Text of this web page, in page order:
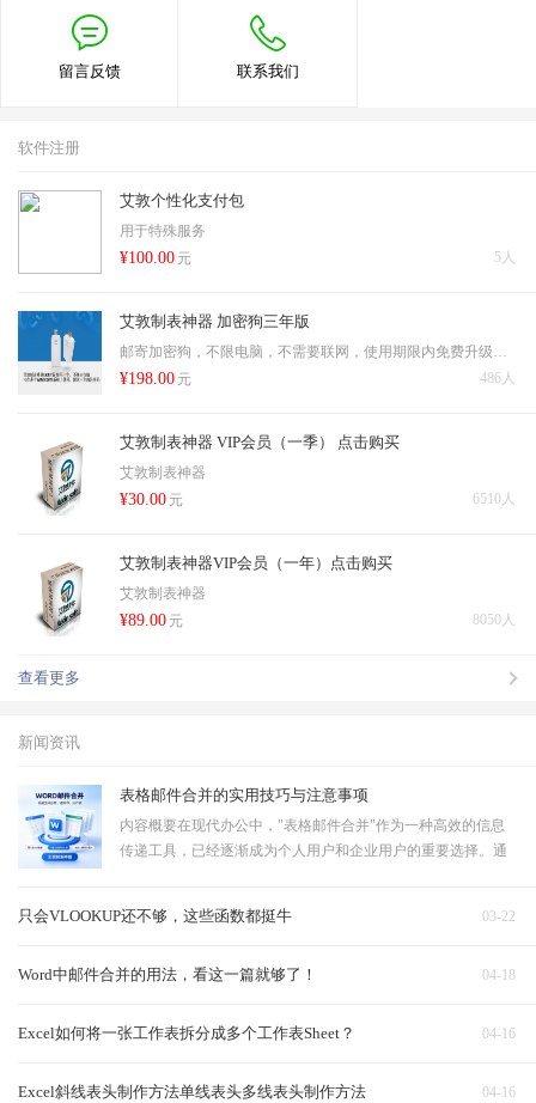
留言反馈 联系我们
软件注册
艾敦个性化支付包
用于特殊服务
5人
¥100.00 元
艾敦制表神器 加密狗三年版
邮寄加密狗，不限电脑，不需要联网，使用期限内免费升级，一次免费调换机会，邮寄费和成本费20元
486人
¥198.00 元
艾敦制表神器 VIP会员（一季） 点击购买
艾敦制表神器
6510人
¥30.00 元
艾敦制表神器VIP会员（一年）点击购买
艾敦制表神器
8050人
¥89.00 元
查看更多
新闻资讯
表格邮件合并的实用技巧与注意事项
内容概要在现代办公中，"表格邮件合并"作为一种高效的信息
传递工具，已经逐渐成为个人用户和企业用户的重要选择。通
对相关数据进行整理，确保信…
03-22
只会VLOOKUP还不够，这些函数都挺牛
04-18
Word中邮件合并的用法，看这一篇就够了！
04-16
Excel如何将一张工作表拆分成多个工作表Sheet？
04-16
Excel斜线表头制作方法单线表头多线表头制作方法